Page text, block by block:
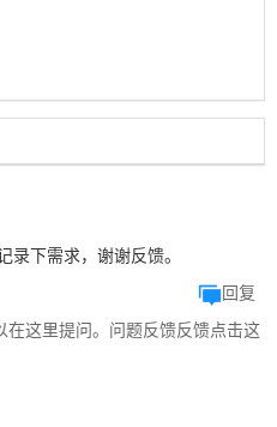
录下需求，谢谢反馈。
回复
这里提问。 问题反馈反馈点击这